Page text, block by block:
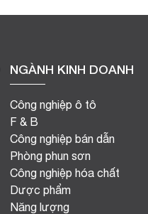
NGÀNH KINH DOANH
Công nghiệp ô tô
F & B
Công nghiệp bán dẫn
Phòng phun sơn
Công nghiệp hóa chất
Dược phẩm
Năng lượng